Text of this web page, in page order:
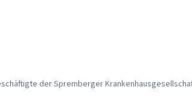
der Spremberger